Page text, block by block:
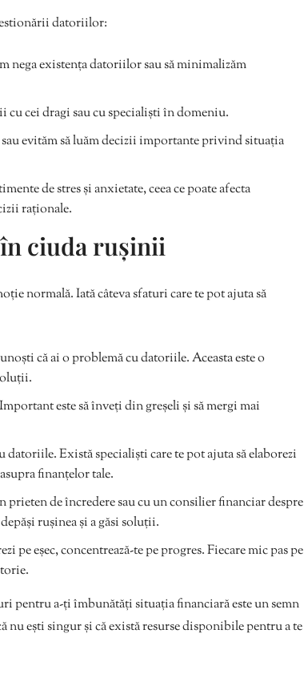
datoriilor:
nega existența datoriilor sau să minimalizăm
cu cei dragi sau cu specialiști în domeniu.
evităm să luăm decizii importante privind situația
de stres și anxietate, ceea ce poate afecta
raționale.
ciuda rușinii
normală. Iată câteva sfaturi care te pot ajuta să
că ai o problemă cu datoriile. Aceasta este o
este să înveți din greșeli și să mergi mai
Există specialiști care te pot ajuta să elaborezi
finanțelor tale.
prieten de încredere sau cu un consilier financiar despre
rușinea și a găsi soluții.
pe eșec, concentrează-te pe progres. Fiecare mic pas pe
pentru a-ți îmbunătăți situația financiară este un semn
ești singur și că există resurse disponibile pentru a te